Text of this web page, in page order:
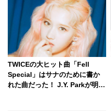
TWICEの大ヒット曲「Fell
Special」はサナのために書か
れた曲だった！ J.Y. Parkが明か